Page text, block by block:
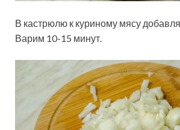
В кастрюлю к куриному мясу
Варим 10-15 минут.